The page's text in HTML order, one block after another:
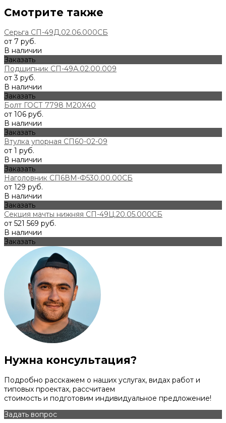
Смотрите также
Серьга СП-49Д.02.06.000СБ
от 7 руб.
В наличии
Заказать
Подшипник СП-49А.02.00.009
от 3 руб.
В наличии
Заказать
Болт ГОСТ 7798 М20Х40
от 106 руб.
В наличии
Заказать
Втулка упорная СП60-02-09
от 1 руб.
В наличии
Заказать
Наголовник СП6ВМ-Ф530.00.00СБ
от 129 руб.
В наличии
Заказать
Секция мачты нижняя СП-49Ц.20.05.000СБ
от 521 569 руб.
В наличии
Заказать
Нужна консультация?
Подробно расскажем о наших услугах, видах работ и
типовых проектах, рассчитаем
стоимость и подготовим индивидуальное предложение!
Задать вопрос